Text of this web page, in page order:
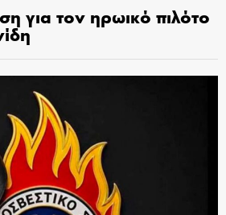
για τον ηρωικό πιλότο